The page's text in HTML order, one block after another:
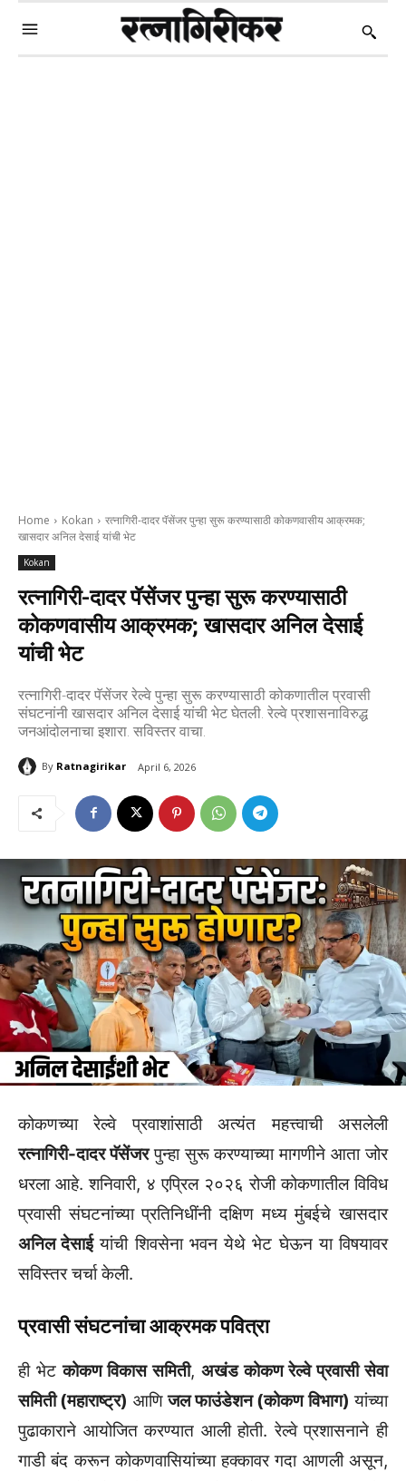
Home Kokan
रत्नागिरी-दादर पॅसेंजर पुन्हा सुरू करण्यासाठी कोकणवासीय आक्रमक;
खासदार अनिल देसाई यांची भेट
Kokan
रत्नागिरी-दादर पॅसेंजर पुन्हा सुरू करण्यासाठी
कोकणवासीय आक्रमक; खासदार अनिल देसाई
यांची भेट
रत्नागिरी-दादर पॅसेंजर रेल्वे पुन्हा सुरू करण्यासाठी कोकणातील प्रवासी
संघटनांनी खासदार अनिल देसाई यांची भेट घेतली. रेल्वे प्रशासनाविरुद्ध
जनआंदोलनाचा इशारा. सविस्तर वाचा.
By Ratnagirikar April 6, 2026
​कोकणच्या रेल्वे प्रवाशांसाठी अत्यंत महत्त्वाची असलेली
रत्नागिरी-दादर पॅसेंजरपुन्हा सुरू करण्याच्या मागणीने आता जोर
धरला आहे. शनिवारी, ४ एप्रिल २०२६ रोजी कोकणातील विविध
प्रवासी संघटनांच्या प्रतिनिधींनी दक्षिण मध्य मुंबईचे खासदार
अनिल देसाईयांची शिवसेना भवन येथे भेट घेऊन या विषयावर
सविस्तर चर्चा केली.
प्रवासी संघटनांचा आक्रमक पवित्रा
​ही भेटकोकण विकास समिती, अखंड कोकण रेल्वे प्रवासी सेवा
समिती (महाराष्ट्र) आणिजल फाउंडेशन (कोकण विभाग) यांच्या
पुढाकाराने आयोजित करण्यात आली होती. रेल्वे प्रशासनाने ही
गाडी बंद करून कोकणवासियांच्या हक्कावर गदा आणली असून,